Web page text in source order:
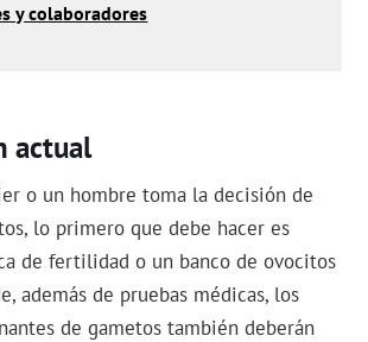
y colaboradores
actual
o un hombre toma la decisión de
lo primero que debe hacer es
de fertilidad o un banco de ovocitos
además de pruebas médicas, los
de gametos también deberán